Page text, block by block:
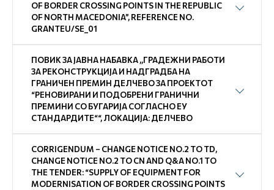
Open
Медиа центар
Контакт
Е-Весник
OF BORDER CROSSING POINTS IN THE REPUBLIC
OF NORTH MACEDONIA”, REFERENCE NO.
GRANTEU/SE_01
ПОВИК ЗА ЈАВНА НАБАВКА ,,ГРАДЕЖНИ РАБОТИ
ЗА РЕКОНСТРУКЦИЈА И НАДГРАДБА НА
ГРАНИЧЕН ПРЕМИН ДЕЛЧЕВО ЗА ПРОЕКТОТ
“РЕНОВИРАНИ И ПОДОБРЕНИ ГРАНИЧНИ
ПРЕМИНИ СО БУГАРИЈА СОГЛАСНО ЕУ
СТАНДАРДИТЕ““, ЛОКАЦИЈА: ДЕЛЧЕВО
CORRIGENDUM – CHANGE NOTICE NO.2 TO TD,
CHANGE NOTICE NO.2 TO CN AND Q&A NO.1 TO
THE TENDER: “SUPPLY OF EQUIPMENT FOR
MODERNISATION OF BORDER CROSSING POINTS